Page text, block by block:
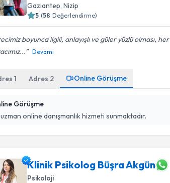
Gaziantep , Nizip
5 (58 Değerlendirme)
boyunca ilgili, anlayışlı ve güler yüzlü olması, her
Devamı
1 Adres 2 Online Görüşme
Görüşme
online danışmanlık hizmeti sunmaktadır.
Klinik Psikolog Büşra Akgün
Psikoloji